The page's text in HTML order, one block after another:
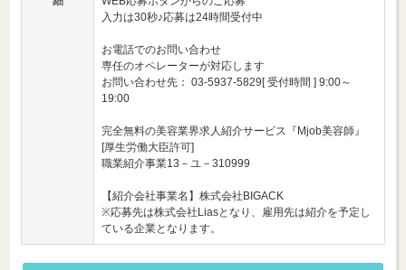
入力は30秒♪応募は24時間受付中
お電話でのお問い合わせ
専任のオペレーターが対応します
お問い合わせ先： 03-5937-5829[ 受付時間 ] 9:00～
19:00
完全無料の美容業界求人紹介サービス『Mjob美容師』
[厚生労働大臣許可]
職業紹介事業13－ユ－310999
【紹介会社事業名】株式会社BIGACK
※応募先は株式会社Liasとなり、雇用先は紹介を予定し
ている企業となります。